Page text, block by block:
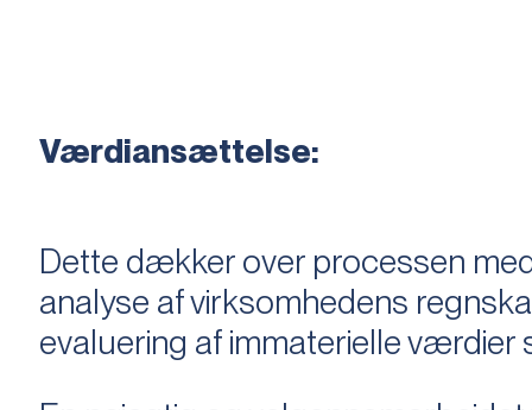
Værdiansættelse:
Dette dækker over processen
analyse af virksomhedens
evaluering af immaterielle